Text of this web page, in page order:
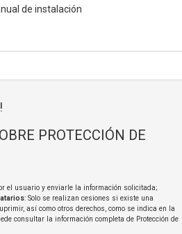
de instalación
PROTECCIÓN DE
el usuario y enviarle la información solicitada;
: Solo se realizan cesiones si existe una
así como otros derechos, como se indica en la
consultar la información completa de Protección de